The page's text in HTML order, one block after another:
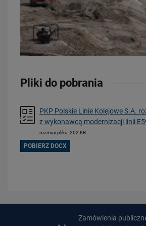
Pliki do pobrania
PKP Polskie Linie Kolejowe S.A.
z wykonawcą modernizacji linii
rozmiar pliku: 202 KB
POBIERZ DOCX
PLK SA, Politechnika Białostocka i Instytut
Zamówienia